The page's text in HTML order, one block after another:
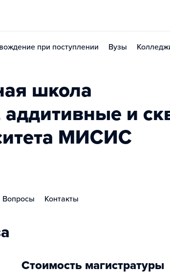
при поступлении Вузы
школа
и
МИСИС
Вопросы Контакты
Стоимость магистратуры